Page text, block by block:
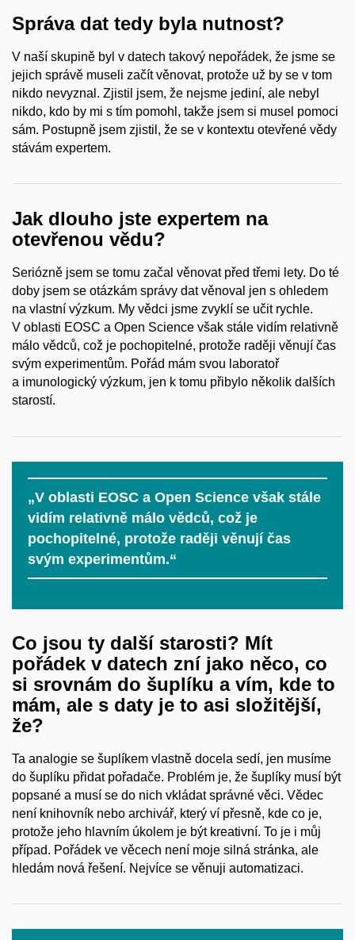
Správa dat tedy byla nutnost?
V naší skupině byl v datech takový nepořádek, že jsme se
jejich správě museli začít věnovat, protože už by se v tom
nikdo nevyznal. Zjistil jsem, že nejsme jediní, ale nebyl
nikdo, kdo by mi s tím pomohl, takže jsem si musel pomoci
sám. Postupně jsem zjistil, že se v kontextu otevřené vědy
stávám expertem.
Jak dlouho jste expertem na
otevřenou vědu?
Seriózně jsem se tomu začal věnovat před třemi lety. Do té
doby jsem se otázkám správy dat věnoval jen s ohledem
na vlastní výzkum. My vědci jsme zvyklí se učit rychle.
V oblasti EOSC a Open Science však stále vidím relativně
málo vědců, což je pochopitelné, protože raději věnují čas
svým experimentům. Pořád mám svou laboratoř
a imunologický výzkum, jen k tomu přibylo několik dalších
starostí.
„V oblasti EOSC a Open Science však stále
vidím relativně málo vědců, což je
pochopitelné, protože raději věnují čas
svým experimentům.“
Co jsou ty další starosti? Mít
pořádek v datech zní jako něco, co
si srovnám do šuplíku a vím, kde to
mám, ale s daty je to asi složitější,
že?
Ta analogie se šuplíkem vlastně docela sedí, jen musíme
do šuplíku přidat pořadače. Problém je, že šuplíky musí být
popsané a musí se do nich vkládat správné věci. Vědec
není knihovník nebo archivář, který ví přesně, kde co je,
protože jeho hlavním úkolem je být kreativní. To je i můj
případ. Pořádek ve věcech není moje silná stránka, ale
hledám nová řešení. Nejvíce se věnuji automatizaci.